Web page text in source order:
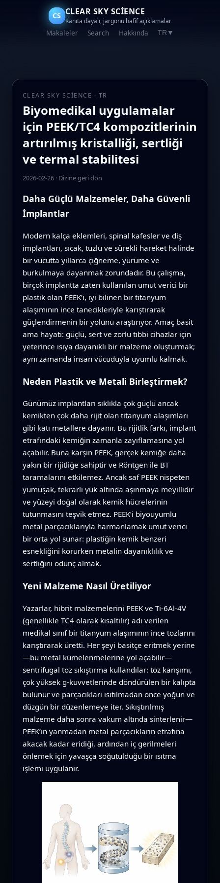
CS CLEAR SKY SCIENCE
Kanıta dayalı, jargonu hafif açıklamalar
Makaleler Search Hakkında TR ▼
CLEAR SKY SCIENCE · TR
Biyomedikal uygulamalar
için PEEK/TC4 kompozitlerinin
artırılmış kristalliği, sertliği
ve termal stabilitesi
2026-02-26· Dizine geri dön
Daha Güçlü Malzemeler, Daha Güvenli
İmplantlar
Modern kalça eklemleri, spinal kafesler ve diş
implantları, sıcak, tuzlu ve sürekli hareket halinde
bir vücutta yıllarca çiğneme, yürüme ve
burkulmaya dayanmak zorundadır. Bu çalışma,
birçok implantta zaten kullanılan umut verici bir
plastik olan PEEK’i, iyi bilinen bir titanyum
alaşımının ince tanecikleriyle karıştırarak
güçlendirmenin bir yolunu araştırıyor. Amaç basit
ama hayati: güçlü, sert ve zorlu tıbbi cihazlar için
yeterince ısıya dayanıklı bir malzeme oluşturmak;
aynı zamanda insan vücuduyla uyumlu kalmak.
Neden Plastik ve Metali Birleştirmek?
Günümüz implantları sıklıkla çok güçlü ancak
kemikten çok daha rijit olan titanyum alaşımları
gibi katı metallere dayanır. Bu rijitlik farkı, implant
etrafındaki kemiğin zamanla zayıflamasına yol
açabilir. Buna karşın PEEK, gerçek kemiğe daha
yakın bir rijitliğe sahiptir ve Röntgen ile BT
taramalarını etkilemez. Ancak saf PEEK nispeten
yumuşak, tekrarlı yük altında aşınmaya meyillidir
ve yüzeyi doğal olarak kemik hücrelerinin
tutunmasını teşvik etmez. PEEK’i biyouyumlu
metal parçacıklarıyla harmanlamak umut verici
bir orta yol sunar: plastiğin kemik benzeri
esnekliğini korurken metalin dayanıklılık ve
sertliğini ödünç almak.
Yeni Malzeme Nasıl Üretiliyor
Yazarlar, hibrit malzemelerini PEEK ve Ti‑6Al‑4V
(genellikle TC4 olarak kısaltılır) adı verilen
medikal sınıf bir titanyum alaşımının ince tozlarını
karıştırarak üretti. Her şeyi basitçe eritmek yerine
—bu metal kümelenmelerine yol açabilir—
sentrifugal toz sıkıştırma kullandılar: toz karışımı,
çok yüksek g‑kuvvetlerinde döndürülen bir kalıpta
bulunur ve parçacıkları ısıtılmadan önce yoğun ve
düzgün bir düzenlemeye iter. Sıkıştırılmış
malzeme daha sonra vakum altında sinterlenir—
PEEK’in yanmadan metal parçacıkların etrafına
akacak kadar eridiği, ardından iç gerilmeleri
önlemek için yavaşça soğutulduğu bir ısıtma
işlemi uygulanır.